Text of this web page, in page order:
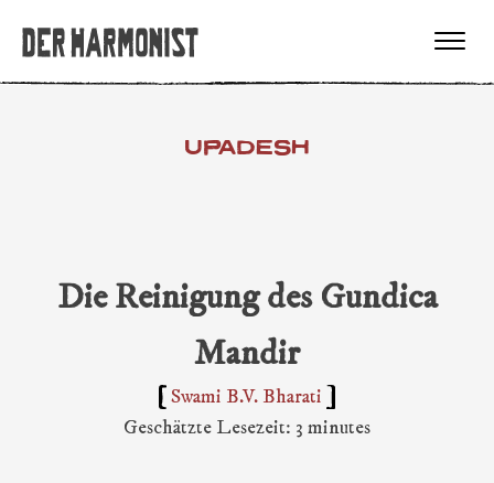
UPADESH
Die Reinigung des Gundica
Mandir
Swami B.V. Bharati
Geschätzte Lesezeit: 3 minutes